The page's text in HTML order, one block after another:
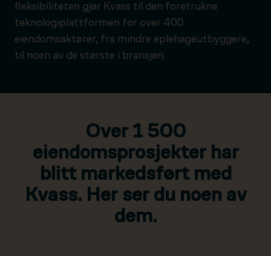
fleksibiliteten gjør Kvass til den foretrukne
teknologiplattformen for over 400
eiendomsaktører, fra mindre eplehageutbyggere,
til noen av de største i bransjen.
Over 1 500
eiendomsprosjekter har
blitt markedsført med
Kvass. Her ser du noen av
dem.